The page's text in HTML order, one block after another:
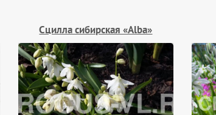
Сцилла сибирская «Alba»